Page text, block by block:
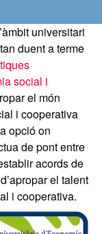
universitari
duent a terme
social i
el món
i cooperativa
opció on
de pont entre
acords de
el talent
i cooperativa.